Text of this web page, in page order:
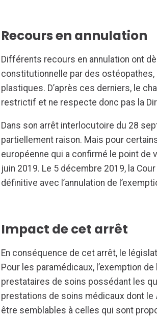
Recours en annulation
Différents recours en annulation ont
constitutionnelle par des
plastiques. D’après ces derniers, le
restrictif et ne respecte donc pas la
Dans son arrêt interlocutoire du 28
partiellement raison. Mais pour
européenne qui a confirmé le point
juin 2019. Le 5 décembre 2019, la
définitive avec l’annulation de
Impact de cet arrêt
En conséquence de cet arrêt, le
Pour les paramédicaux, l’exemption
prestataires de soins possédant les
prestations de soins médicaux dont le
être semblables à celles qui sont